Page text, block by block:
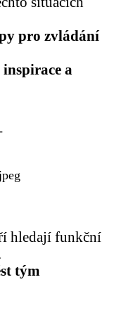
pro zvládání
a
hledají funkční
tým